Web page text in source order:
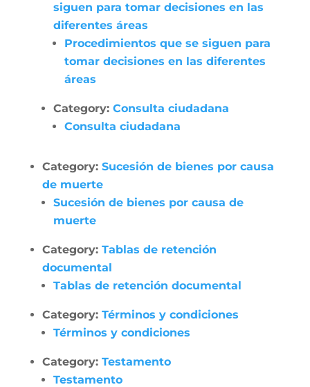
siguen para tomar decisiones en las
diferentes áreas
Procedimientos que se siguen para
tomar decisiones en las diferentes
áreas
Category: Consulta ciudadana
Consulta ciudadana
Category: Sucesión de bienes por causa
de muerte
Sucesión de bienes por causa de
muerte
Category: Tablas de retención
documental
Tablas de retención documental
Category: Términos y condiciones
Términos y condiciones
Category: Testamento
Testamento